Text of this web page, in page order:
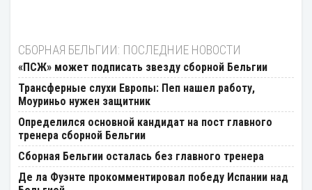
СБОРНАЯ БЕЛЬГИИ: ПОСЛЕДНИЕ НОВОСТИ
«ПСЖ» может подписать звезду сборной Бельгии
Трансферные слухи Европы: Пеп нашел работу,
Моуриньо нужен защитник
Определился основной кандидат на пост главного
тренера сборной Бельгии
Сборная Бельгии осталась без главного тренера
Де ла Фуэнте прокомментировал победу Испании над